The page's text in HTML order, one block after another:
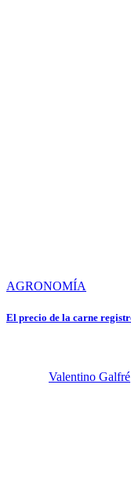
AGRONOMÍA
El precio de la carne
Valentino Galfré